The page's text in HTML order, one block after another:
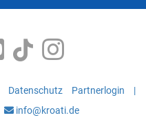
Datenschutz Partnerlogin
|
info@kroati.de